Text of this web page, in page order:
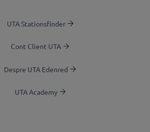
UTA Stationsfinder
Cont Client UTA
Despre UTA Edenred
UTA Academy